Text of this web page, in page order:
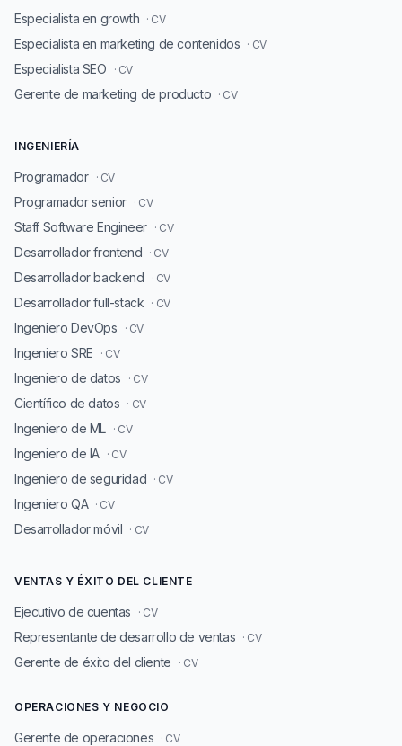
Especialista en growth · CV
Especialista en marketing de contenidos · CV
Especialista SEO · CV
Gerente de marketing de producto · CV
INGENIERÍA
Programador · CV
Programador senior · CV
Staff Software Engineer · CV
Desarrollador frontend · CV
Desarrollador backend · CV
Desarrollador full-stack · CV
Ingeniero DevOps · CV
Ingeniero SRE · CV
Ingeniero de datos · CV
Científico de datos · CV
Ingeniero de ML · CV
Ingeniero de IA · CV
Ingeniero de seguridad · CV
Ingeniero QA · CV
Desarrollador móvil · CV
VENTAS Y ÉXITO DEL CLIENTE
Ejecutivo de cuentas · CV
Representante de desarrollo de ventas · CV
Gerente de éxito del cliente · CV
OPERACIONES Y NEGOCIO
Gerente de operaciones · CV